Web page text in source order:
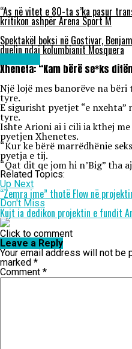
“As në vitet e 80-ta s’ka pasur
kritikon ashpër Arena Sport M
Spektakël boksi në Gostivar,
duelin ndaj kolumbianit Mosquera
Xheneta: “Kam bërë se*ks
Një lojë mes banorëve na
tyre.
E sigurisht pyetjet “e nxehta”
tyre.
Ishte Arioni ai i cili ia kthej
pyetjen Xhenetes.
“Kur ke bërë marrëdhënie
pyetja e tij.
“Qat dit qe jom hi n’Big” tha
Related Topics:
Up Next
“Zemra ime” thotë Flow në
Don't Miss
Kujt ia dedikon projektin e fundit
Click to comment
Leave a Reply
Your email address will not be
marked *
Comment *